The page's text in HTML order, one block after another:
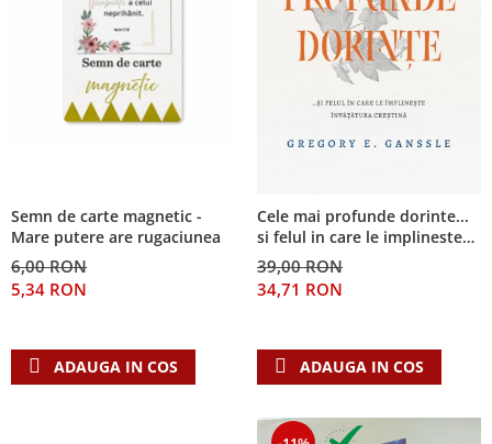
Semn de carte magnetic -
Mare putere are rugaciunea
6,00 RON
5,34 RON
ADAUGA IN COS
Cele mai profunde dorinte...
si felul in care le implineste
invatatura crestina
39,00 RON
34,71 RON
ADAUGA IN COS